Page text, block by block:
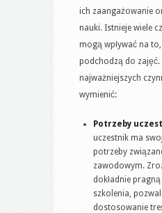
ich zaangażowanie
nauki. Istnieje wiele
mogą wpływać na
podchodzą do zajęć.
najważniejszych
wymienić:
Potrzeby
uczestnik ma
potrzeby
zawodowym.
dokładnie
szkolenia,
dostosowanie